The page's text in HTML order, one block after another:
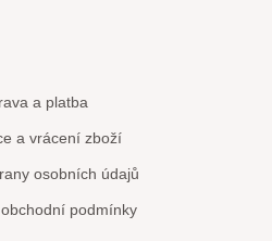
a platba
a vrácení zboží
osobních údajů
podmínky